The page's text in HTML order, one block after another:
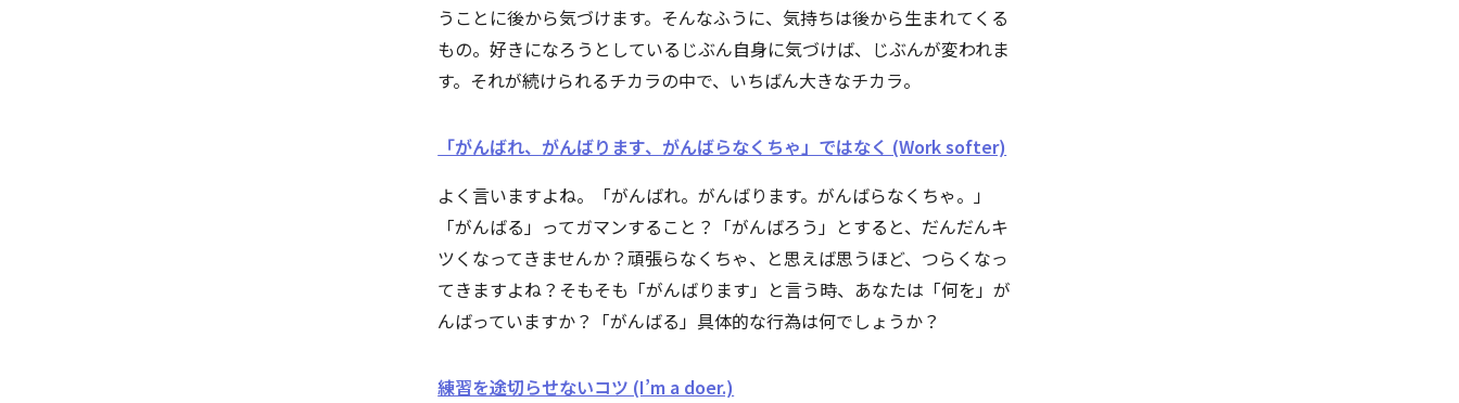
うことに後から気づけます。そんなふうに、気持ちは後から生まれてくる
もの。好きになろうとしているじぶん自身に気づけば、じぶんが変われま
す。それが続けられるチカラの中で、いちばん大きなチカラ。
「がんばれ、がんばります、がんばらなくちゃ」ではなく (Work softer)
よく言いますよね。「がんばれ。がんばります。がんばらなくちゃ。」
「がんばる」ってガマンすること？「がんばろう」とすると、だんだんキ
ツくなってきませんか？頑張らなくちゃ、と思えば思うほど、つらくなっ
てきますよね？そもそも「がんばります」と言う時、あなたは「何を」が
んばっていますか？「がんばる」具体的な行為は何でしょうか？
練習を途切らせないコツ (I’m a doer.)